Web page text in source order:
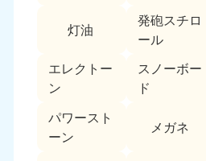
灯油
発砲スチロ
ール
エレクトー
ン
スノーボー
ド
パワースト
ーン
メガネ
050-1881-5263
9:00〜19:00 年中無休
近畿
050-1881-5250
9:00〜19:00 年中無休